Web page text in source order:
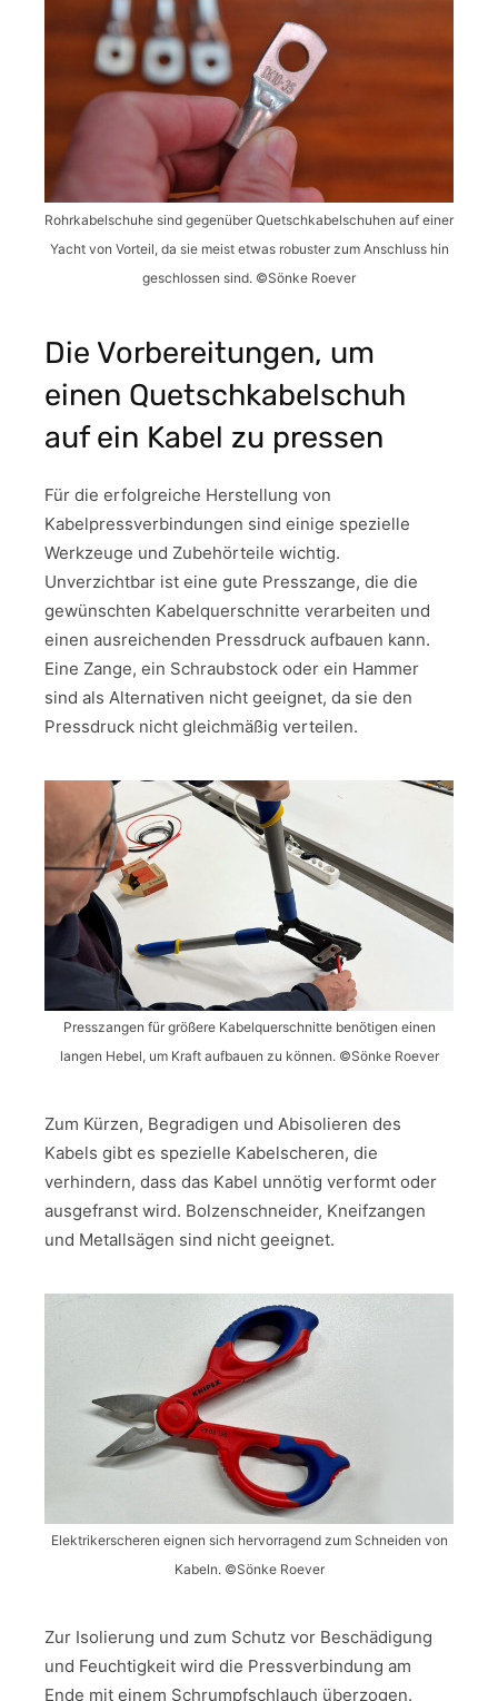
Rohrkabelschuhe sind gegenüber Quetschkabelschuhen auf einer
Yacht von Vorteil, da sie meist etwas robuster zum Anschluss hin
geschlossen sind. ©Sönke Roever
Die Vorbereitungen, um
einen Quetschkabelschuh
auf ein Kabel zu pressen
Für die erfolgreiche Herstellung von
Kabelpressverbindungen sind einige spezielle
Werkzeuge und Zubehörteile wichtig.
Unverzichtbar ist eine gute Presszange, die die
gewünschten Kabelquerschnitte verarbeiten und
einen ausreichenden Pressdruck aufbauen kann.
Eine Zange, ein Schraubstock oder ein Hammer
sind als Alternativen nicht geeignet, da sie den
Pressdruck nicht gleichmäßig verteilen.
Presszangen für größere Kabelquerschnitte benötigen einen
langen Hebel, um Kraft aufbauen zu können. ©Sönke Roever
Zum Kürzen, Begradigen und Abisolieren des
Kabels gibt es spezielle Kabelscheren, die
verhindern, dass das Kabel unnötig verformt oder
ausgefranst wird. Bolzenschneider, Kneifzangen
und Metallsägen sind nicht geeignet.
Elektrikerscheren eignen sich hervorragend zum Schneiden von
Kabeln. ©Sönke Roever
Zur Isolierung und zum Schutz vor Beschädigung
und Feuchtigkeit wird die Pressverbindung am
Ende mit einem Schrumpfschlauch überzogen.